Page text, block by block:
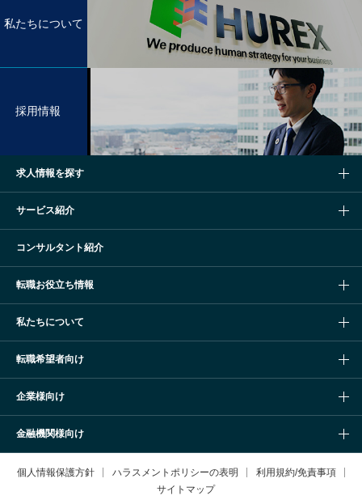
採用情報
私たちについて
求人情報を探す
サービス紹介
コンサルタント紹介
転職お役立ち情報
私たちについて
転職希望者向け
企業様向け
金融機関様向け
個人情報保護方針 ハラスメントポリシーの表明
利用規約/免責事項
サイトマップ